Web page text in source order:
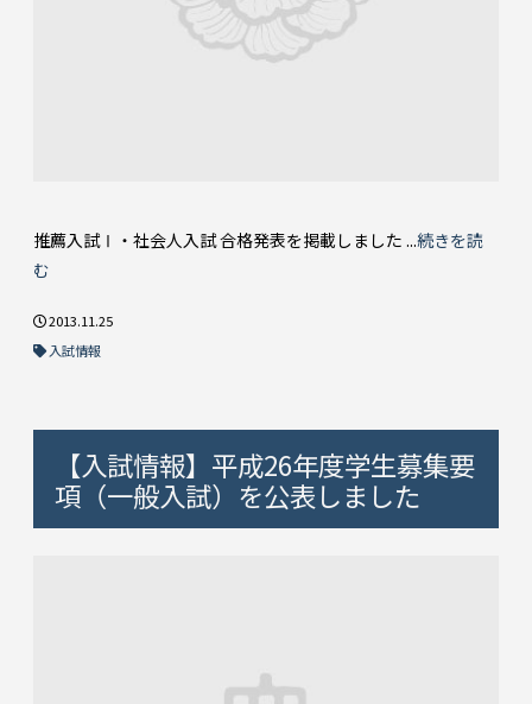
推薦入試Ⅰ・社会人入試 合格発表を掲載しました ...続きを読
む
2013.11.25
入試情報
【入試情報】平成26年度学生募集要
項（一般入試）を公表しました